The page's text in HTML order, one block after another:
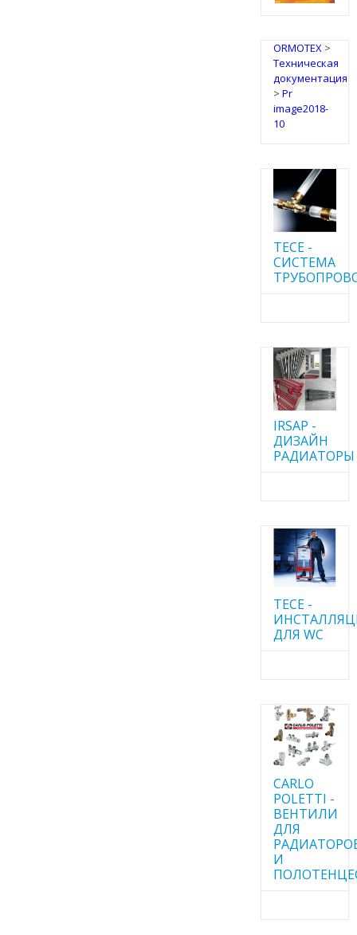
ORMOTEX>
Техническая
документация
> Pr
image2018-
10
TECE -
CИСТЕМА
IRSAP -
ДИЗАЙН
РАДИАТОРЫ
TECE -
ДЛЯ WC
CARLO
POLETTI -
ВЕНТИЛИ
ДЛЯ
И